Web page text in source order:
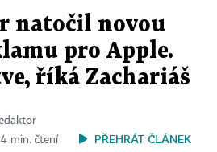
natočil novou
pro Apple.
říká Zachariáš
4 min. čtení
PŘEHRÁT ČLÁNEK